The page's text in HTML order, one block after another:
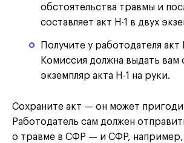
обстоятельства травмы и
составляет акт Н-1 в двух
Получите у работодателя акт
Комиссия должна выдать вам
экземпляр акта H-1 на руки.
Сохраните акт — он может
Работодатель сам должен
о травме в СФР — и СФР, например,